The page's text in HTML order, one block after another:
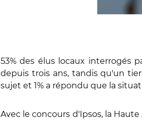
53% des élus locaux interrogés
depuis trois ans, tandis qu'un
sujet et 1% a répondu que la
Avec le concours d'Ipsos, la